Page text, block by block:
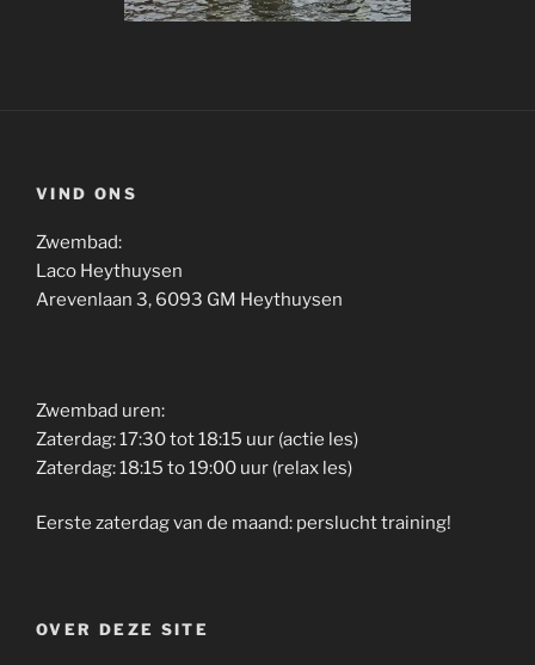
VIND ONS
Zwembad:
Laco Heythuysen
Arevenlaan 3, 6093 GM Heythuysen
Zwembad uren:
Zaterdag: 17:30 tot 18:15 uur (actie les)
Zaterdag: 18:15 to 19:00 uur (relax les)
Eerste zaterdag van de maand: perslucht training!
OVER DEZE SITE